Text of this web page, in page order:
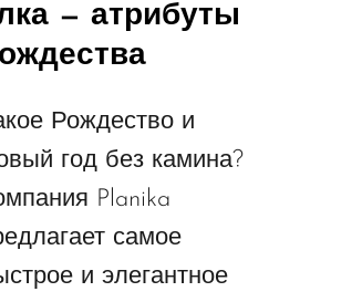
— атрибуты
Рождество и
год без камина?
Planika
самое
и элегантное